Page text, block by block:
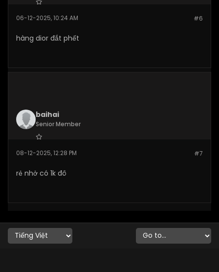
Posts: 269 #6
06-12-2025, 10:24 AM
hàng dior đắt phết
baihai
Senior Member
Posts: 269 #7
08-12-2025, 12:28 PM
rẻ nhở có 1k đô